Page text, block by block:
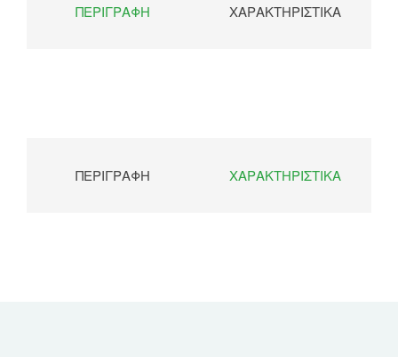
ΠΕΡΙΓΡΑΦΉ ΧΑΡΑΚΤΗΡΙΣΤΙΚΆ
ΠΕΡΙΓΡΑΦΉ ΧΑΡΑΚΤΗΡΙΣΤΙΚΆ